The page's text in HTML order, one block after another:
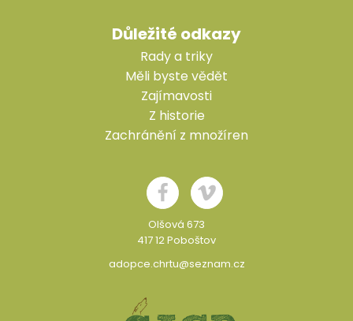
Důležité odkazy
Rady a triky
Měli byste vědět
Zajímavosti
Z historie
Zachránění z množíren
Olšová 673
417 12 Poboštov
adopce.chrtu@seznam.cz